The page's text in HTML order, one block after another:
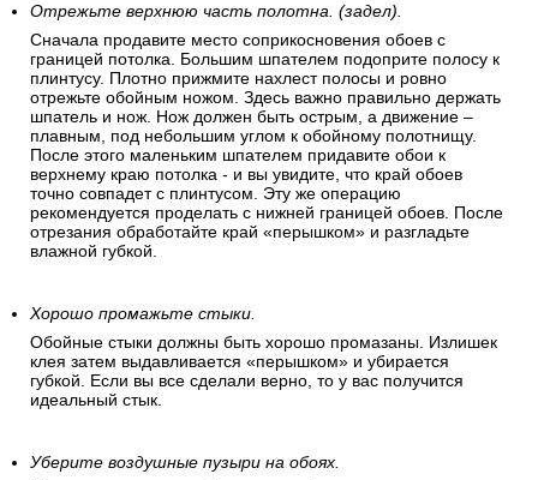
Отрежьте верхнюю часть полотна. (задел).
Сначала продавите место соприкосновения обоев с
границей потолка. Большим шпателем подоприте полосу к
плинтусу. Плотно прижмите нахлест полосы и ровно
отрежьте обойным ножом. Здесь важно правильно держать
шпатель и нож. Нож должен быть острым, а движение –
плавным, под небольшим углом к обойному полотнищу.
После этого маленьким шпателем придавите обои к
верхнему краю потолка - и вы увидите, что край обоев
точно совпадет с плинтусом. Эту же операцию
рекомендуется проделать с нижней границей обоев. После
отрезания обработайте край «перышком» и разгладьте
влажной губкой.
Хорошо промажьте стыки.
Обойные стыки должны быть хорошо промазаны. Излишек
клея затем выдавливается «перышком» и убирается
губкой. Если вы все сделали верно, то у вас получится
идеальный стык.
Уберите воздушные пузыри на обоях.